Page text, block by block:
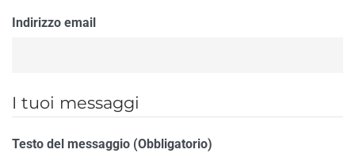
Indirizzo email
I tuoi messaggi
Testo del messaggio (Obbligatorio)